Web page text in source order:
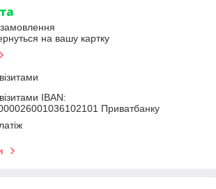
на вашу картку
IBAN:
Приватбанку